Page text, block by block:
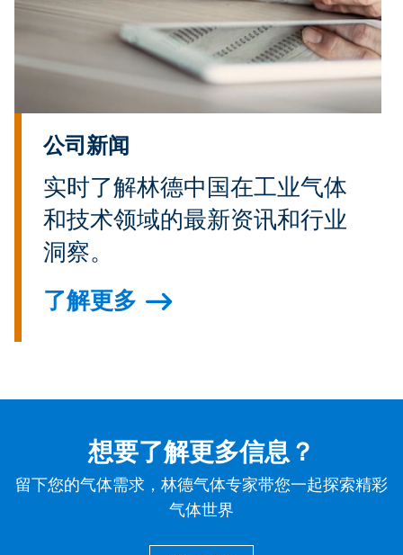
公司新闻
实时了解林德中国在工业气体
和技术领域的最新资讯和行业
洞察。
了解更多
想要了解更多信息？
留下您的气体需求，林德气体专家带您一起探索精彩
气体世界